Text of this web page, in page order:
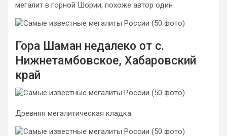
мегалит в горной Шории, похоже автор один
Гора Шаман недалеко от с.
Нижнетамбовское, Хабаровский
край
Древняя мегалитическая кладка.